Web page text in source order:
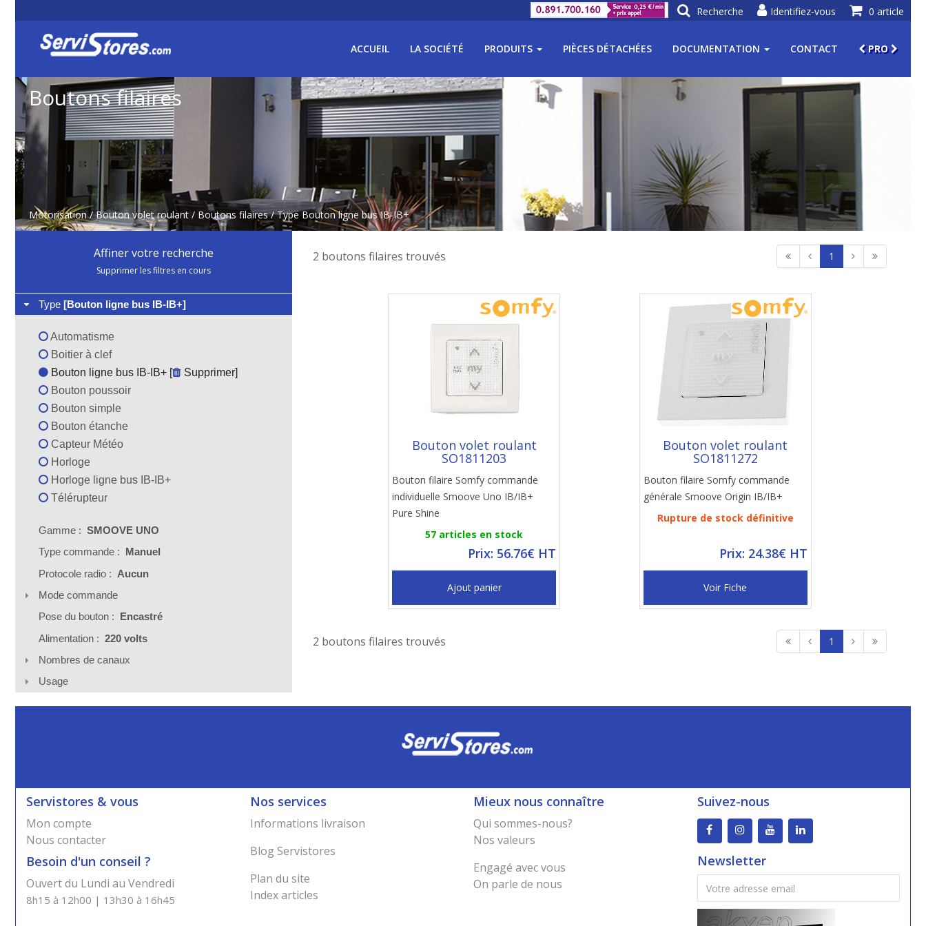
0 article
Identifiez-vous
Recherche
ACCUEIL LA SOCIÉTÉ PRODUITS PIÈCES DÉTACHÉES DOCUMENTATION CONTACT PRO
Boutons filaires
Motorisation /Bouton volet roulant / Boutons filaires / Type Bouton ligne bus IB-IB+
Affiner votre recherche
Supprimer les filtres en cours
Type [Bouton ligne bus IB-IB+]
Automatisme
Boitier à clef
Bouton ligne bus IB-IB+ [
Supprimer]
Bouton poussoir
Bouton simple
Bouton étanche
Capteur Météo
Horloge
Horloge ligne bus IB-IB+
Télérupteur
Gamme : SMOOVE UNO
Type commande : Manuel
Protocole radio : Aucun
Mode commande
Pose du bouton : Encastré
Alimentation : 220 volts
Nombres de canaux
Usage
2 boutons filaires trouvés 1
Bouton volet roulant
SO1811203
Bouton filaire Somfy commande
individuelle Smoove Uno IB/IB+
Pure Shine
57 articles en stock
Prix: 56.76€ HT
Ajout panier
Bouton volet roulant
SO1811272
Bouton filaire Somfy commande
générale Smoove Origin IB/IB+
Rupture de stock définitive
Prix: 24.38€ HT
Voir Fiche
2 boutons filaires trouvés 1
Servistores & vous
Mon compte
Nous contacter
Besoin d'un conseil ?
Ouvert du Lundi au Vendredi
8h15 à 12h00 | 13h30 à 16h45
Nos services
Informations livraison
Blog Servistores
Plan du site
Index articles
Mieux nous connaître
Qui sommes-nous?
Nos valeurs
Engagé avec vous
On parle de nous
Suivez-nous
Newsletter